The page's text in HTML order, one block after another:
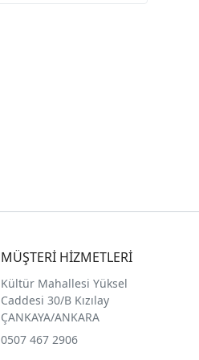
MÜŞTERİ HİZMETLERİ
Kültür Mahallesi Yüksel
Caddesi 30/B Kızılay
ÇANKAYA/ANKARA
0507 467 2906